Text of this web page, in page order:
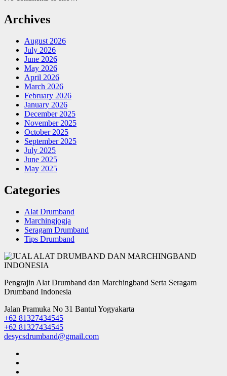
Archives
August 2026
July 2026
June 2026
May 2026
April 2026
March 2026
February 2026
January 2026
December 2025
November 2025
October 2025
September 2025
July 2025
June 2025
May 2025
Categories
Alat Drumband
Marchingjogja
Seragam Drumband
Tips Drumband
Pengrajin Alat Drumband dan Marchingband Serta Seragam
Drumband Indonesia
Jalan Pramuka No 31 Bantul Yogyakarta
+62 81327434545
+62 81327434545
desycsdrumband@gmail.com